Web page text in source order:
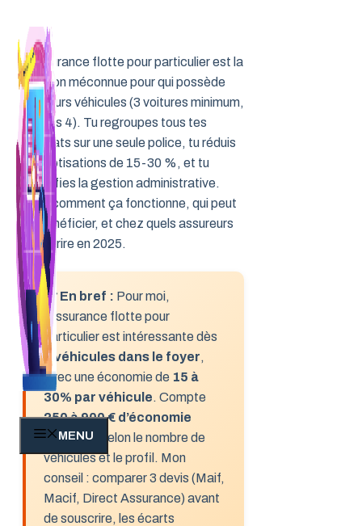
contenu
MENU
L’assurance flotte pour particulier est la
solution méconnue pour qui possède
plusieurs véhicules (3 voitures minimum,
parfois 4). Tu regroupes tous tes
contrats sur une seule police, tu réduis
tes cotisations de 15-30 %, et tu
simplifies la gestion administrative.
Voilà comment ça fonctionne, qui peut
en bénéficier, et chez quels assureurs
souscrire en 2025.
📋 En bref : Pour moi,
l’assurance flotte pour
particulier est intéressante dès
2 véhicules dans le foyer,
avec une économie de 15 à
30% par véhicule. Compte
250 à 900 € d’économie
annuelle
selon le nombre de
véhicules et le profil. Mon
conseil : comparer 3 devis (Maif,
Macif, Direct Assurance) avant
de souscrire, les écarts